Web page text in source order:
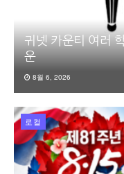
귀넷 카운티 여러
운
8월 6, 2026
로컬